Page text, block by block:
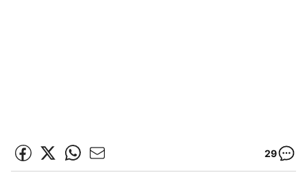
29